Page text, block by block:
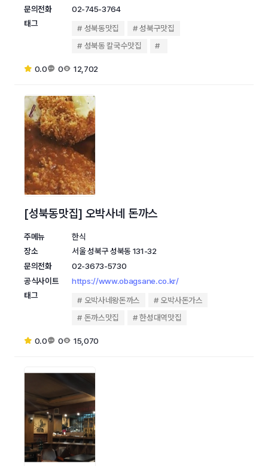
문의전화
02-745-3764
태그
성북동맛집
성북구맛집
성북동 칼국수맛집
0.0 0 12,702
[성북동맛집] 오박사네 돈까스
주메뉴
한식
장소
서울 성북구 성북동 131-32
문의전화
02-3673-5730
공식사이트
https://www.obagsane.co.kr/
태그
오박사네왕돈까스
오박사돈가스
돈까스맛집
한성대역맛집
0.0 0 15,070